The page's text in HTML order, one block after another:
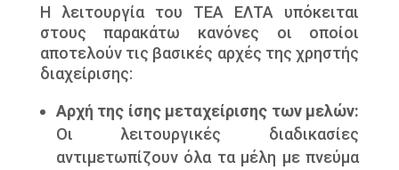
Η λειτουργία του ΤΕΑ ΕΛΤΑ υπόκειται
στους παρακάτω κανόνες οι οποίοι
αποτελούν τις βασικές αρχές της χρηστής
διαχείρισης:
Αρχή της ίσης μεταχείρισης των μελών:
Οι λειτουργικές διαδικασίες
αντιμετωπίζουν όλα τα μέλη με πνεύμα